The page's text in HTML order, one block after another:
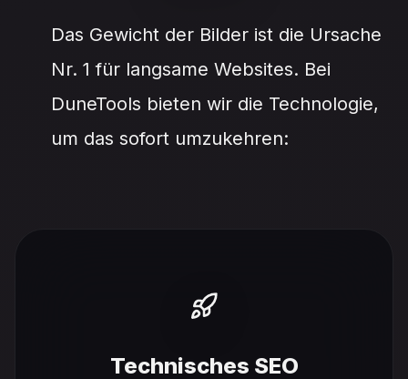
Das Gewicht der Bilder ist die Ursache
Nr. 1 für langsame Websites. Bei
DuneTools bieten wir die Technologie,
um das sofort umzukehren:
Technisches SEO